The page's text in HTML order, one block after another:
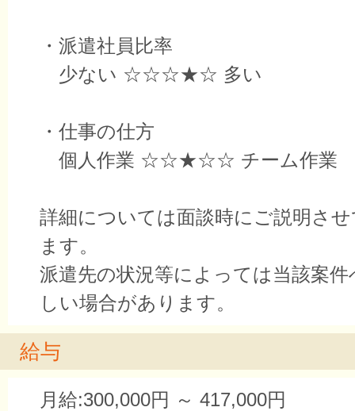
・派遣社員比率
少ない ☆☆☆★☆ 多い
・仕事の仕方
個人作業 ☆☆★☆☆ チーム作業
詳細については面談時にご説明さ
ます。
派遣先の状況等によっては当該案
しい場合があります。
給与
月給:300,000円 ～ 417,000円